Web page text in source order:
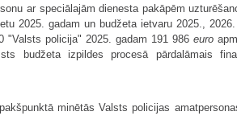
ar speciālajām dienesta pakāpēm
2025. gadam un budžeta ietvaru 2025.,
"Valsts policija" 2025. gadam 191 986euro
budžeta izpildes procesā pārdalāmais
minētās Valsts policijas